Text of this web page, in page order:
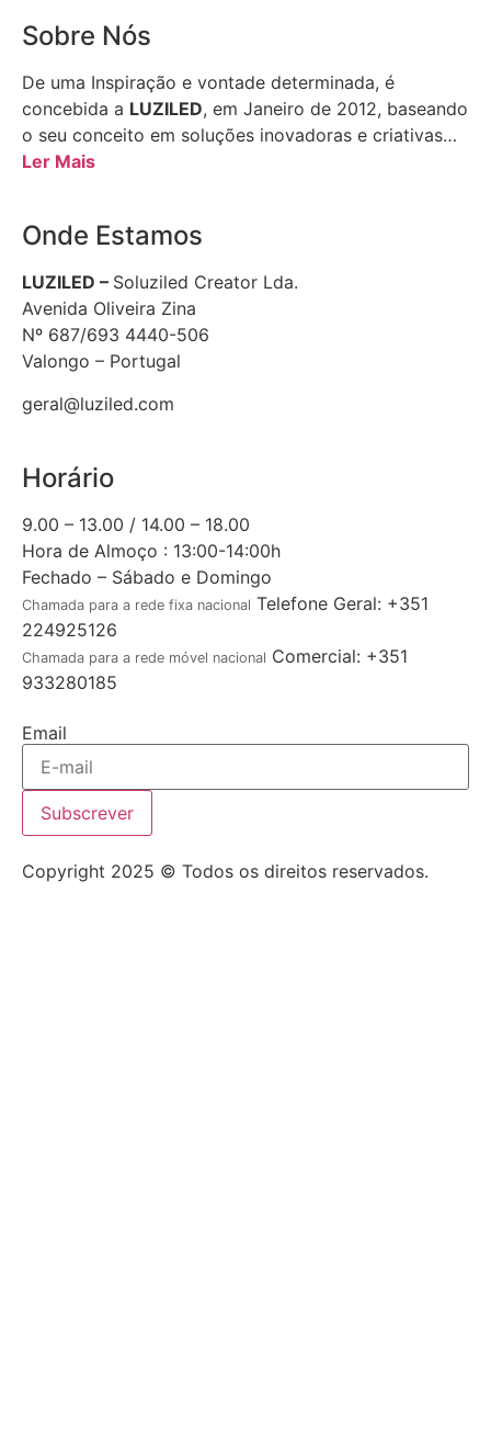
Sobre Nós
De uma Inspiração e vontade determinada, é
concebida a LUZILED, em Janeiro de 2012, baseando
o seu conceito em soluções inovadoras e criativas…
Ler Mais
Onde Estamos
LUZILED – Soluziled Creator Lda.
Avenida Oliveira Zina
Nº 687/693 4440-506
Valongo – Portugal
geral@luziled.com
Horário
9.00 – 13.00 / 14.00 – 18.00
Hora de Almoço : 13:00-14:00h
Fechado – Sábado e Domingo
Chamada para a rede fixa nacional Telefone Geral: +351
224925126
Chamada para a rede móvel nacional Comercial: +351
933280185
Email
Subscrever
Copyright 2025 © Todos os direitos reservados.